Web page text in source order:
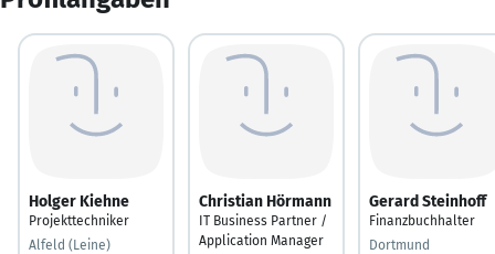
Holger Kiehne
Projekttechniker
Alfeld (Leine)
Christian Hörmann
IT Business Partner /
Application Manager
Gerard Steinhoff
Finanzbuchhalter
Dortmund